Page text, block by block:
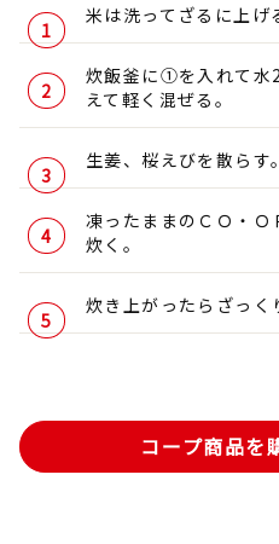
米は洗ってざるに上げ
炊飯釜に①を入れて水
えて軽く混ぜる。
生姜、桜えびを散らす。
凍ったままのＣＯ・Ｏ
炊く。
炊き上がったらざっく
コープ商品を